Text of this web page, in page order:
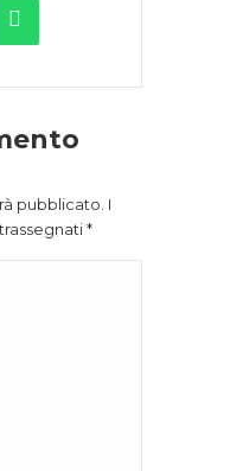
pubblicato. I
*